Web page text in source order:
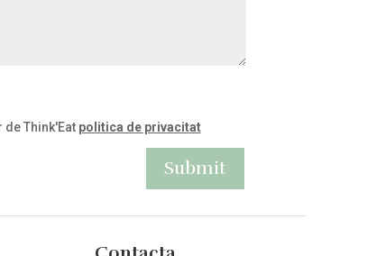
Think'Eat politica de privacitat
Submit